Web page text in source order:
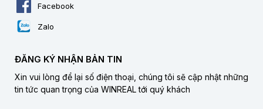
Facebook
Zalo
ĐĂNG KÝ NHẬN BẢN TIN
Xin vui lòng để lại số điện thoại, chúng tôi sẽ cập nhật những
tin tức quan trọng của WINREAL tới quý khách